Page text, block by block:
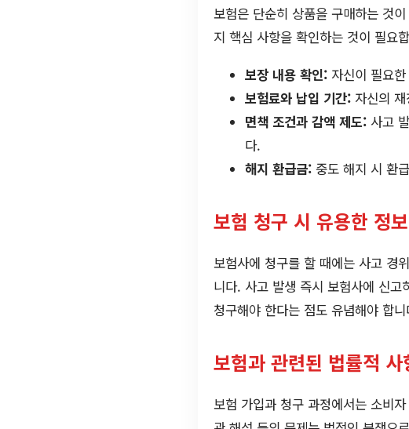
보험은 단순히 상품을 구매하는 것
지 핵심 사항을 확인하는 것이 필요
보장 내용 확인: 자신이 필요
보험료와 납입 기간: 자신의
면책 조건과 감액 제도: 사고
다.
해지 환급금: 중도 해지 시 환
보험 청구 시 유용한 정
보험사에 청구를 할 때에는 사고 경
니다. 사고 발생 즉시 보험사에 신
청구해야 한다는 점도 유념해야 합니
보험과 관련된 법률적 사
보험 가입과 청구 과정에서는 소비